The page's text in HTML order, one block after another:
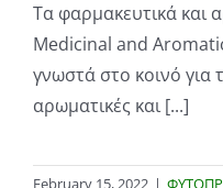
Τα φαρμακευτικά και
Medicinal and
γνωστά στο κοινό για
αρωματικές και [...]
February 15, 2022 |